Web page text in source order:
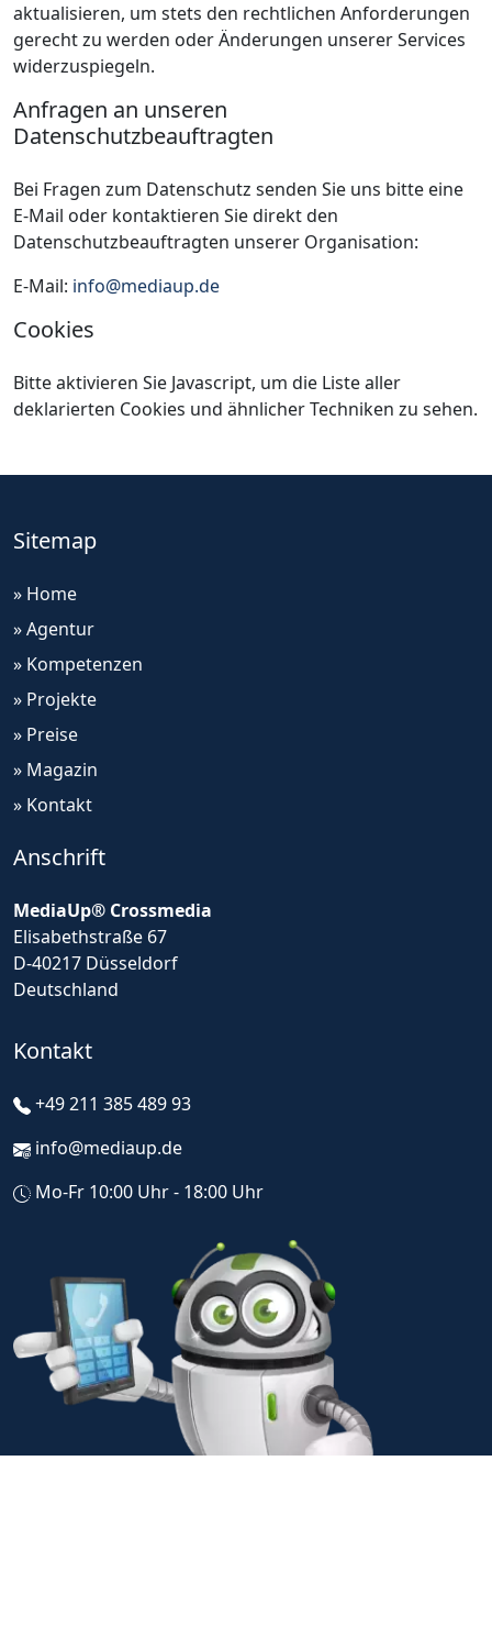
aktualisieren, um stets den rechtlichen Anforderungen
gerecht zu werden oder Änderungen unserer Services
widerzuspiegeln.
Anfragen an unseren
Datenschutzbeauftragten
Bei Fragen zum Datenschutz senden Sie uns bitte eine
E-Mail oder kontaktieren Sie direkt den
Datenschutzbeauftragten unserer Organisation:
E-Mail: info@mediaup.de
Cookies
Bitte aktivieren Sie Javascript, um die Liste aller
deklarierten Cookies und ähnlicher Techniken zu sehen.
Sitemap
» Home
» Agentur
» Kompetenzen
» Projekte
» Preise
» Magazin
» Kontakt
Anschrift
MediaUp® Crossmedia
Elisabethstraße 67
D-40217 Düsseldorf
Deutschland
Kontakt
+49 211 385 489 93
info@mediaup.de
Mo-Fr 10:00 Uhr - 18:00 Uhr